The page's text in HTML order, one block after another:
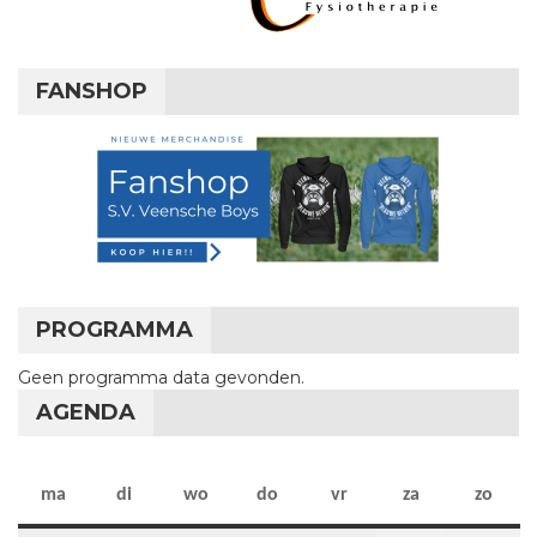
FANSHOP
PROGRAMMA
Geen programma data gevonden.
AGENDA
ma maandag
di dinsdag
wo woensdag
do donderdag
vr vrijdag
za zaterdag
zo